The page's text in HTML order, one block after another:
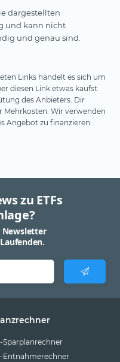
dargestellten
und kann nicht
und genau sind.
Links handelt es sich um
diesen Link etwas kaufst
des Anbieters. Dir
Mehrkosten. Wir verwenden
Angebot zu finanzieren.
zu ETFs
Newsletter
Sparplanrechner
Entnahmerechner